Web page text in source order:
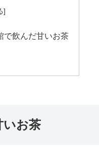
で飲んだ甘いお茶
いお茶